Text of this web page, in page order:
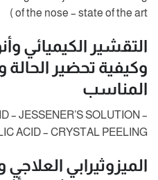
of the nose – state of the art )
التقشير الكيميائي
وكيفية تحضير الحالة
المناسب
– JESSENER’S SOLUTION –
ACID – CRYSTAL PEELING
الميزوثيرابي